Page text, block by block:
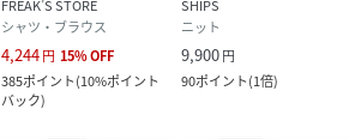
FREAK’S STORE
シャツ・ブラウス
4,244円 15%OFF
385ポイント(10%ポイント
バック)
SHIPS
ニット
9,900円
90ポイント(1倍)